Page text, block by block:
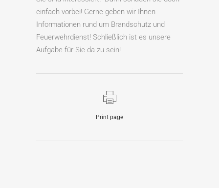
einfach vorbei! Gerne geben wir Ihnen
Informationen rund um Brandschutz und
Feuerwehrdienst! Schließlich ist es unsere
Aufgabe für Sie da zu sein!
Print page